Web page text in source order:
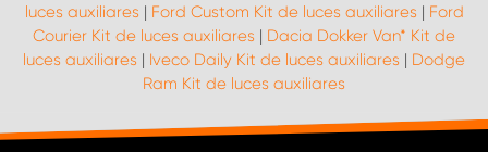
luces auxiliares | Ford Custom Kit de luces auxiliares | Ford
Courier Kit de luces auxiliares | Dacia Dokker Van* Kit de
luces auxiliares | Iveco Daily Kit de luces auxiliares | Dodge
Ram Kit de luces auxiliares